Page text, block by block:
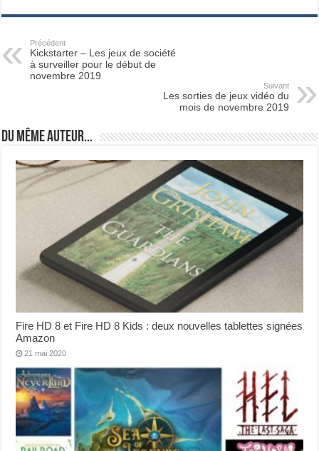
Précédent
Kickstarter – Les jeux de société
à surveiller pour le début de
novembre 2019
Suivant
Les sorties de jeux vidéo du
mois de novembre 2019
Du même auteur...
Fire HD 8 et Fire HD 8 Kids : deux nouvelles tablettes signées
Amazon
21 mai 2020